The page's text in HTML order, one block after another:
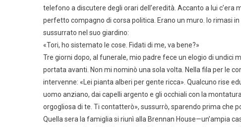
telefono a discutere degli orari dell’eredità. Accanto a lui
perfetto compagno di corsa politica. Erano un muro. Io rimasi
sussurrato nel suo giardino:
«Tori, ho sistemato le cose. Fidati di me, va bene?»
Tre giorni dopo, al funerale, mio padre fece un elogio di undici
portata avanti. Non mi nominò una sola volta. Nella fila per le
intervenne: «Lei pianta alberi per gente ricca». Qualcuno rise
uomo anziano, dai capelli argento e gli occhiali con la
orgogliosa di te. Ti contatterò», sussurrò, sparendo prima che
Quella sera la famiglia si riunì alla Brennan House—un’ampia